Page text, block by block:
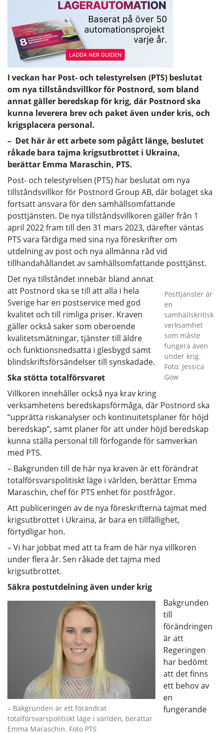
I veckan har Post- och telestyrelsen (PTS) beslutat
om nya tillståndsvillkor för Postnord, som bland
annat gäller beredskap för krig, där Postnord ska
kunna leverera brev och paket även under kris, och
krigsplacera personal.
– Det här är ett arbete som pågått länge, beslutet
råkade bara tajma krigsutbrottet i Ukraina,
berättar Emma Maraschin, PTS.
Post- och telestyrelsen (PTS) har beslutat om nya
tillståndsvillkor för Postnord Group AB, där bolaget ska
fortsatt ansvara för den samhällsomfattande
posttjänsten. De nya tillståndsvillkoren gäller från 1
april 2022 fram till den 31 mars 2023, därefter väntas
PTS vara färdiga med sina nya föreskrifter om
utdelning av post och nya allmänna råd vid
tillhandahållandet av samhällsomfattande posttjänst.
Posttjänster är
en
samhällskritisk
verksamhet
som måste
fungera även
under krig.
Foto: Jessica
Gow
Det nya tillståndet innebär bland annat
att Postnord ska se till att alla i hela
Sverige har en postservice med god
kvalitet och till rimliga priser. Kraven
gäller också saker som oberoende
kvalitetsmätningar, tjänster till äldre
och funktionsnedsatta i glesbygd samt
blindskriftsförsändelser till synskadade.
Ska stötta totalförsvaret
Villkoren innehåller också nya krav kring
verksamhetens beredskapsförmåga, där Postnord ska
“upprätta riskanalyser och kontinuitetsplaner för höjd
beredskap”, samt planer för att under höjd beredskap
kunna ställa personal till förfogande för samverkan
med PTS.
– Bakgrunden till de här nya kraven är ett förändrat
totalförsvarspolitiskt läge i världen, berättar Emma
Maraschin, chef för PTS enhet för postfrågor.
Att publiceringen av de nya föreskrifterna tajmat med
krigsutbrottet i Ukraina, är bara en tillfällighet,
förtydligar hon.
– Vi har jobbat med att ta fram de här nya villkoren
under flera år. Sen råkade det tajma med
krigsutbrottet.
Säkra postutdelning även under krig
– Bakgrunden är ett förändrat
totalförsvarspolitiskt läge i världen, berättar
Emma Maraschin. Foto PTS
Bakgrunden
till
förändringen
är att
Regeringen
har bedömt
att det finns
ett behov av
en
fungerande